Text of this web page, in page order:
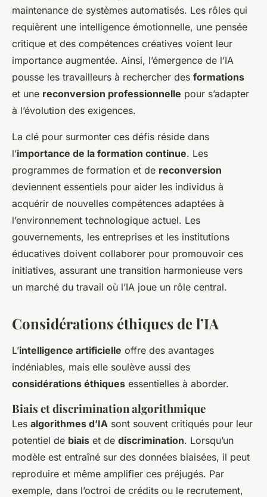
maintenance de systèmes automatisés. Les rôles qui
requièrent une intelligence émotionnelle, une pensée
critique et des compétences créatives voient leur
importance augmentée. Ainsi, l’émergence de l’IA
pousse les travailleurs à rechercher des formations
et une reconversion professionnelle pour s’adapter
à l’évolution des exigences.
La clé pour surmonter ces défis réside dans
l’importance de la formation continue. Les
programmes de formation et de reconversion
deviennent essentiels pour aider les individus à
acquérir de nouvelles compétences adaptées à
l’environnement technologique actuel. Les
gouvernements, les entreprises et les institutions
éducatives doivent collaborer pour promouvoir ces
initiatives, assurant une transition harmonieuse vers
un marché du travail où l’IA joue un rôle central.
Considérations éthiques de l’IA
L’intelligence artificielle offre des avantages
indéniables, mais elle soulève aussi des
considérations éthiques essentielles à aborder.
Biais et discrimination algorithmique
Les algorithmes d’IA sont souvent critiqués pour leur
potentiel de biais et de discrimination. Lorsqu’un
modèle est entraîné sur des données biaisées, il peut
reproduire et même amplifier ces préjugés. Par
exemple, dans l’octroi de crédits ou le recrutement,